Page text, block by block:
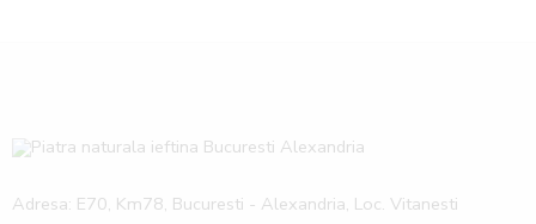
Adresa: E70, Km78, Bucuresti - Alexandria, Loc. Vitanesti